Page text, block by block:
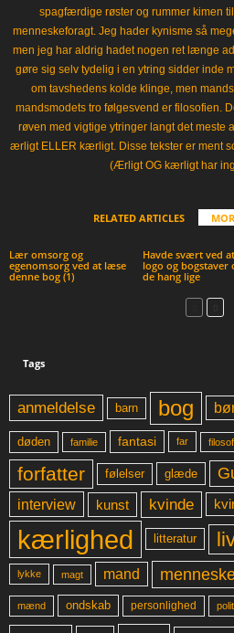
spagfærdige røster og rummer kimen
menneskeforagt. Jeg hader kynisme så
men jeg har aldrig hadet nogen ret længe
gøre sig selv tydelig i en ytring sidder inde
om tavshedens kolde klinge, men
mandsmodets tro følgesvend er filosofien.
røven med vigtige ytringer langt det meste
ærligt ELLER kærligt. Disse tekster er ment
(Ærligt OG kærligt har
RELATED ARTICLES
Lær omsorg og
egenomsorg ved at læse
denne bog (1)
Havde svært ved
logo og bogstaver
de hang lige
Tags
anmeldelse barn bog
døden familie fantasi far filosof
forfatter
følelser glæde
interview kunst kvinde
kærlighed litteratur
lykke magt mand
mænd ondskab personlighed